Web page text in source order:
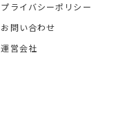
プライバシーポリシー
お問い合わせ
運営会社